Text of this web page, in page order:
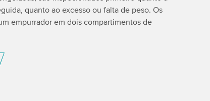
quanto ao excesso ou falta de peso. Os
empurrador em dois compartimentos de